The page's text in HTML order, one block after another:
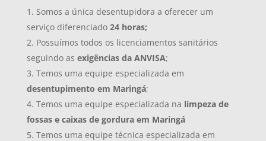
Somos a única desentupidora a oferecer um
serviço diferenciado 24 horas;
Possuímos todos os licenciamentos sanitários
seguindo as exigências da ANVISA;
Temos uma equipe especializada em
desentupimento em Maringá;
Temos uma equipe especializada na limpeza de
fossas e caixas de gordura em Maringá
Temos uma equipe técnica especializada em